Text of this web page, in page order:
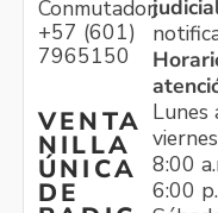
Conmutador:
+57 (601)
7965150
VENTA
NILLA
ÚNICA
DE
Lunes
viernes
8:00
6:00